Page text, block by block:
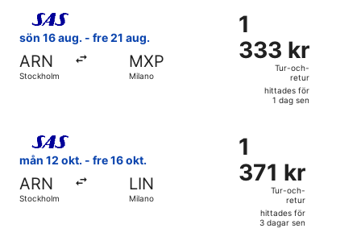
dag
sen
sön 16 aug. - fre 21 aug.
ARN
Stockholm
MXP
Milano
1
333 kr
Tur-
retur,
hittades
dag
sen
1
333 kr
Tur-och-
retur
hittades för
1 dag sen
Välj flyg med Scandinavian Airlines, med avresa sön
mån 12 okt. - fre 16 okt.
ARN
Stockholm
LIN
Milano
1
371 kr
Tur-
retur,
hittades
1
371 kr
Tur-och-
retur
hittades för
3 dagar sen
Välj flyg med Scandinavian Airlines, med avresa mån